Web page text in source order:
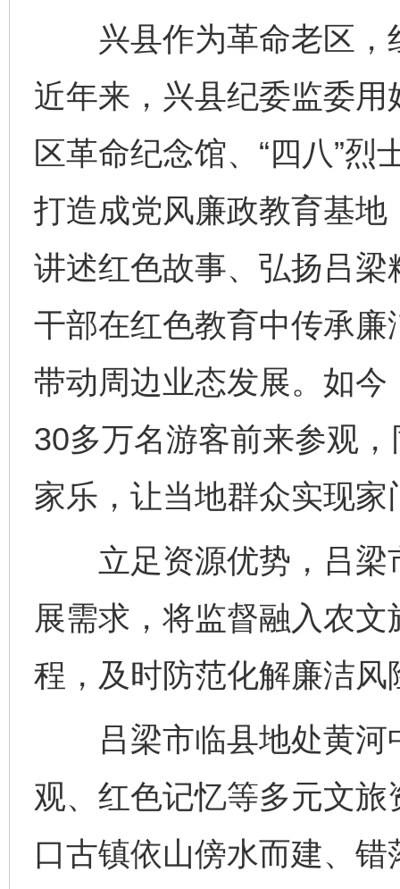
兴县作为革命老区，
近年来，兴县纪委监委
区革命纪念馆、“四八”
打造成党风廉政教育基
讲述红色故事、弘扬吕
干部在红色教育中传承
带动周边业态发展。如
30多万名游客前来参观
家乐，让当地群众实现
立足资源优势，吕梁
展需求，将监督融入农
程，及时防范化解廉洁
吕梁市临县地处黄河
观、红色记忆等多元文
口古镇依山傍水而建、错